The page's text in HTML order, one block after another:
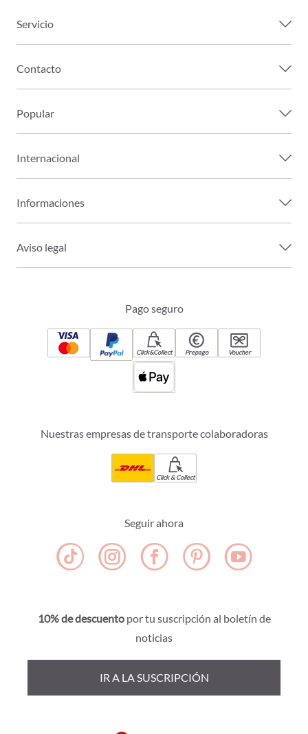
Servicio
Contacto
Popular
Internacional
Informaciones
Aviso legal
Pago seguro
Click&Collect Prepago Voucher
Nuestras empresas de transporte colaboradoras
Click & Collect
Seguir ahora
10% de descuentopor tu suscripción al boletín de
noticias
IR A LA SUSCRIPCIÓN